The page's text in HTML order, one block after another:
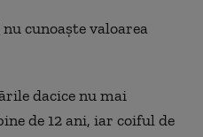
cunoaște valoarea
dacice nu mai
de 12 ani, iar coiful de